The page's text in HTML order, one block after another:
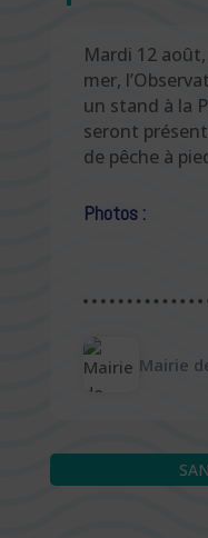
Mardi 12
mer,
un stand à la
seront
de pêche à
Photos :
Mairie